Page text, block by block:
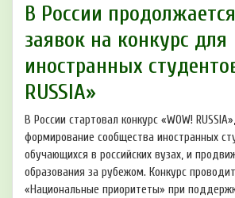
В России
заявок на конкурс для
иностранных
RUSSIA»
В России стартовал конкурс «WOW!
формирование сообщества иностранных
обучающихся в российских вузах, и
образования за рубежом. Конкурс
«Национальные приоритеты» при